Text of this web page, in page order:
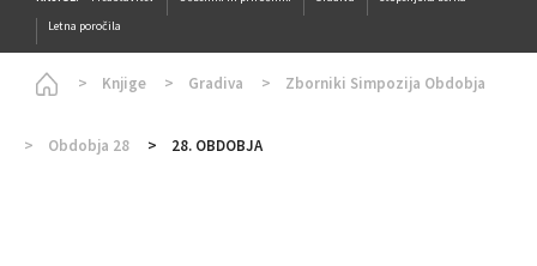
Letna poročila
Homepage
Knjige Gradiva Zborniki Simpozija Obdobja
Obdobja 28 28. OBDOBJA